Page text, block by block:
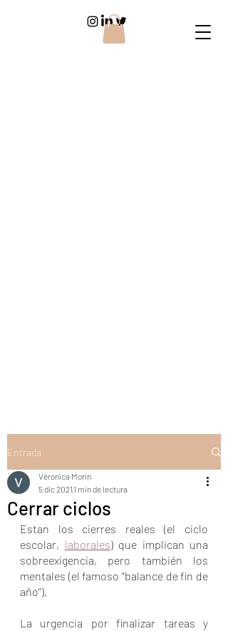
Entrada
Cerrar ciclos
Véronica Morin
5 dic 2021 1 min de lectura
Estan los cierres reales (el ciclo
escolar, laborales) que implican una
sobreexigencia, pero también los
mentales (el famoso “balance de fin de
año”).
La urgencia por finalizar tareas y